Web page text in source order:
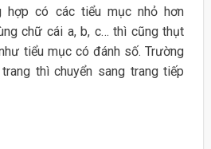
hợp có các tiểu mục nhỏ hơn
chữ cái a, b, c… thì cũng thụt
tiểu mục có đánh số. Trường
thì chuyển sang trang tiếp